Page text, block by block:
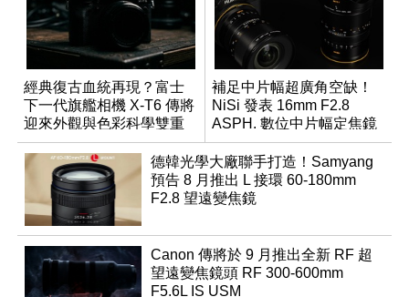
經典復古血統再現？富士
下一代旗艦相機 X-T6 傳將
迎來外觀與色彩科學雙重
優化
補足中片幅超廣角空缺！
NiSi 發表 16mm F2.8
ASPH. 數位中片幅定焦鏡
德韓光學大廠聯手打造！Samyang
預告 8 月推出 L 接環 60-180mm
F2.8 望遠變焦鏡
Canon 傳將於 9 月推出全新 RF 超
望遠變焦鏡頭 RF 300-600mm
F5.6L IS USM